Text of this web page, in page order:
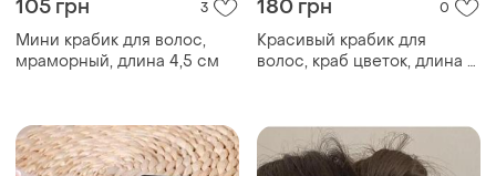
105 грн 3
Мини крабик для волос,
мраморный, длина 4,5 см
180 грн 0
Красивый крабик для
волос, краб цветок, длина 11